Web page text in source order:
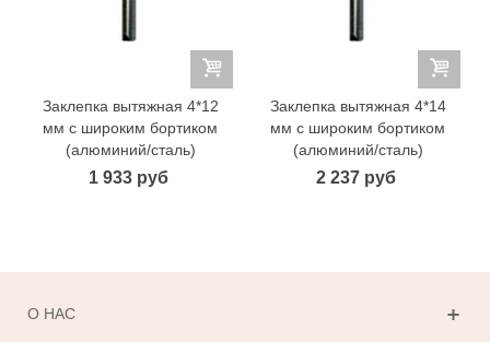
Заклепка вытяжная 4*12
мм с широким бортиком
(алюминий/сталь)
1 933 руб
Заклепка вытяжная 4*14
мм с широким бортиком
(алюминий/сталь)
2 237 руб
О НАС